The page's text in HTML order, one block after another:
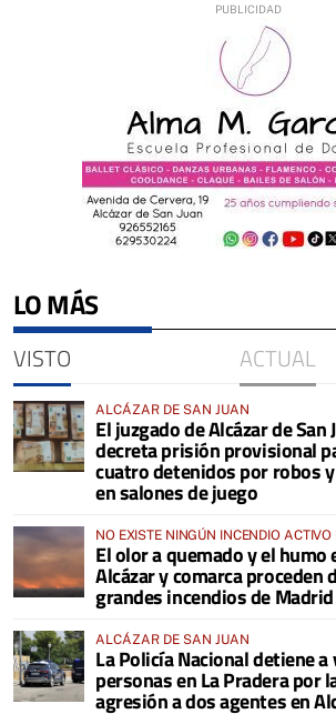
LO MÁS
VISTO ACTUAL
ALCÁZAR DE SAN JUAN
El juzgado de Alcázar de San
decreta prisión provisional
cuatro detenidos por robos
en salones de juego
NO EXISTE NINGÚN INCENDIO
COMARCA
El olor a quemado y el humo
Alcázar y comarca proceden
grandes incendios de
ALCÁZAR DE SAN JUAN
La Policía Nacional detiene a
personas en La Pradera por
agresión a dos agentes en